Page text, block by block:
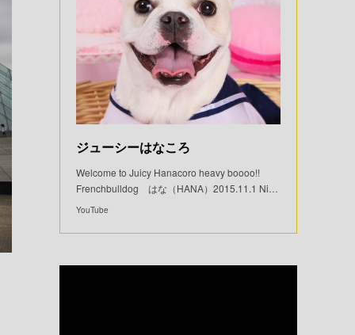
ジューシーはなころ
Welcome to Juicy Hanacoro heavy boooo!!
Frenchbulldog はな（HANA）2015.11.1 Ni…
YouTube